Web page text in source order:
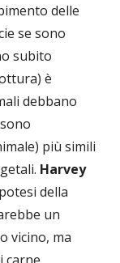
delle
se sono
subito
è
debbano
più simili
Harvey
della
un
vicino, ma
carne